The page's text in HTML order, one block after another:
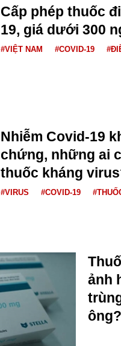
Cấp phép thuốc
19, giá dưới 300
#VIỆT NAM #COVID-19
Nhiễm Covid-19
chứng, những ai
thuốc kháng
#VIRUS #COVID-19
ảnh
ông?